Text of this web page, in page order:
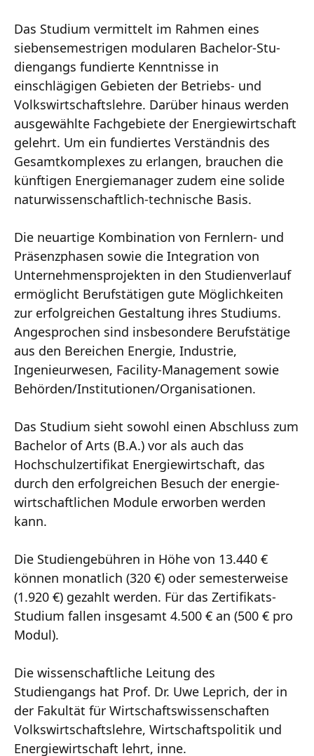
Das Studium vermittelt im Rahmen eines
siebensemestrigen modularen Bachelor-Stu­
diengangs fundierte Kenntnisse in
einschlägigen Gebieten der Betriebs- und
Volkswirt­schaftslehre. Darüber hinaus werden
ausgewählte Fachgebiete der Energiewirtschaft
ge­lehrt. Um ein fundiertes Verständnis des
Gesamtkomplexes zu erlangen, brauchen die
künftigen Energiemanager zudem eine solide
naturwissenschaftlich-technische Basis.
Die neuartige Kombination von Fernlern- und
Präsenzphasen sowie die Integration von
Unternehmensprojekten in den Studienverlauf
ermöglicht Berufstätigen gute Möglichkeiten
zur erfolgreichen Gestaltung ihres Studiums.
Angesprochen sind insbesondere Berufstä­tige
aus den Bereichen Energie, Industrie,
Ingenieurwesen, Facility-Management sowie
Behörden/Institutionen/Organisationen.
Das Studium sieht sowohl einen Abschluss zum
Bachelor of Arts (B.A.) vor als auch das
Hochschulzertifikat Energiewirtschaft, das
durch den erfolgreichen Besuch der energie­
wirtschaftlichen Module erworben werden
kann.
Die Studiengebühren in Höhe von 13.440 €
können monatlich (320 €) oder semesterweise
(1.920 €) gezahlt werden. Für das Zertifikats-
Studium fallen insgesamt 4.500 € an (500 € pro
Modul).
Die wissenschaftliche Leitung des
Studiengangs hat Prof. Dr. Uwe Leprich, der in
der Fakultät für Wirtschaftswissenschaften
Volkswirtschaftslehre, Wirtschaftspolitik und
Energiewirtschaft lehrt, inne.